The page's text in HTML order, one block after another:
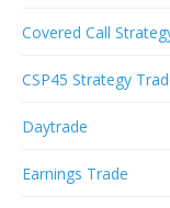
Covered Call
CSP45 Strategy
Daytrade
Earnings Trade